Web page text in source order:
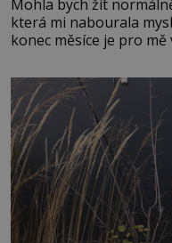
Mohla bych žít
která mi nabourala
konec měsíce je pro
dál častěji volá o